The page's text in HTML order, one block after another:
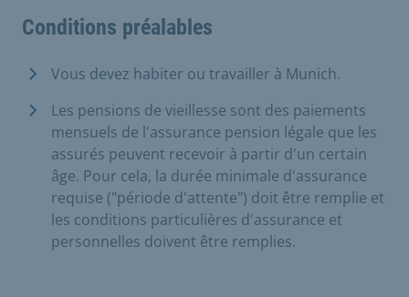
Conditions préalables
Vous devez habiter ou travailler à Munich.
Les pensions de vieillesse sont des paiements
mensuels de l'assurance pension légale que les
assurés peuvent recevoir à partir d'un certain
âge. Pour cela, la durée minimale d'assurance
requise ("période d'attente") doit être remplie et
les conditions particulières d'assurance et
personnelles doivent être remplies.